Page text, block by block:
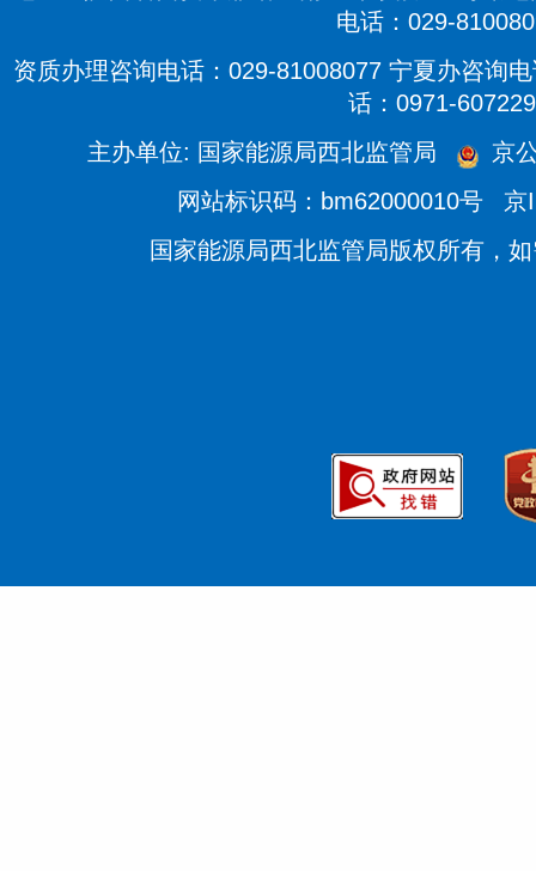
电话：029-
资质办理咨询电话：029-81008077 宁夏办咨询
话：0971-
主办单位: 国家能源局西北监管局
京
网站标识码：bm62000010号
京
国家能源局西北监管局版权所有，